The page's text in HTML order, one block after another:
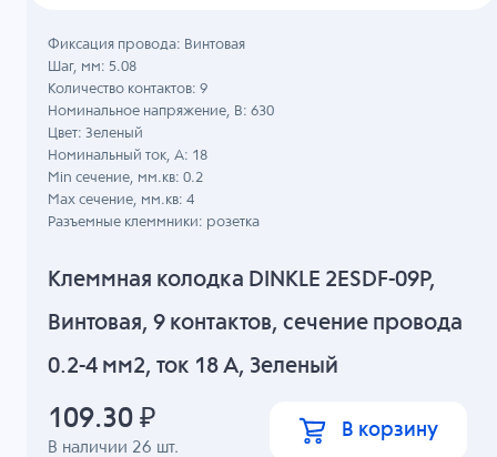
Клеммная колодка DINKLE 2ESDF-09P,
Винтовая, 9 контактов, сечение провода
0.2-4 мм2, ток 18 A, Зеленый
В наличии 26 шт.
Фиксация провода: Винтовая
Шаг, мм: 5.08
Количество контактов: 9
Номинальное напряжение, B: 630
Цвет: Зеленый
Номинальный ток, А: 18
Min сечение, мм.кв: 0.2
Max сечение, мм.кв: 4
Разъемные клеммники: розетка
109.30 ₽ В корзину